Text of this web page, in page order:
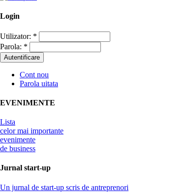
Login
Utilizator: *
Parola: *
Cont nou
Parola uitata
EVENIMENTE
Lista
celor mai importante
evenimente
de business
Jurnal start-up
Un jurnal de start-up scris de antreprenori